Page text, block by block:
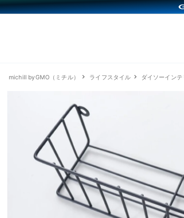
michill byGMO（ミチル） ライフスタイル ダイソーイン